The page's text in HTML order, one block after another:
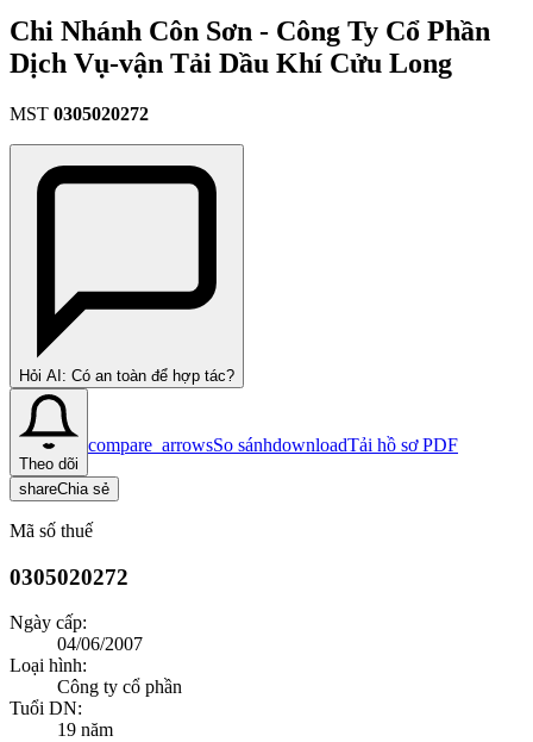
Chi Nhánh Côn Sơn - Công Ty Cổ Phần
Dịch Vụ-vận Tải Dầu Khí Cửu Long
MST 0305020272
Hỏi AI: Có an toàn để hợp tác?
Theo dõi
compare_arrowsSo sánhdownloadTải hồ sơ PDF
shareChia sẻ
Mã số thuế
0305020272
Ngày cấp:
04/06/2007
Loại hình:
Công ty cổ phần
Tuổi DN:
19 năm